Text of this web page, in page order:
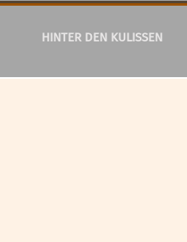
HINTER DEN KULISSEN